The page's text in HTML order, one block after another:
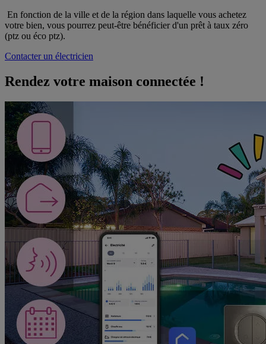
En fonction de la ville et de la région dans laquelle vous achetez
votre bien, vous pourrez peut-être bénéficier d'un prêt à taux zéro
(ptz ou éco ptz).
Contacter un électricien
Rendez votre maison connectée !